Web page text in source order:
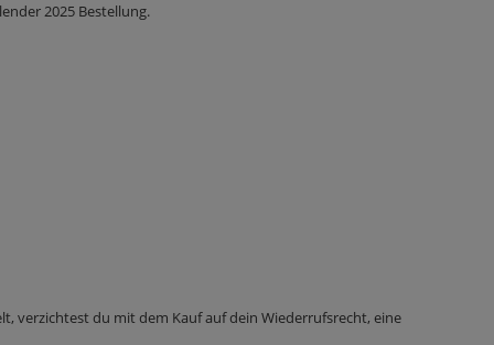
2025 Bestellung.
verzichtest du mit dem Kauf auf dein Wiederrufsrecht, eine